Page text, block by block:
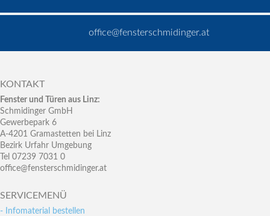
office@fensterschmidinger.at
KONTAKT
Fenster und Türen aus Linz:
Schmidinger GmbH
Gewerbepark 6
A-4201 Gramastetten bei Linz
Bezirk Urfahr Umgebung
Tel 07239 7031 0
office@fensterschmidinger.at
SERVICEMENÜ
- Infomaterial bestellen